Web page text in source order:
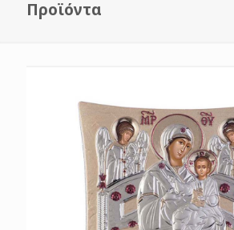
Προϊόντα